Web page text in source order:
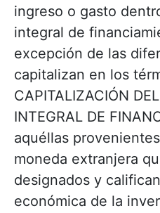
ingreso o gasto
integral de
excepción de las
capitalizan en los
CAPITALIZACIÓN
INTEGRAL DE
aquéllas
moneda extranjera
designados y
económica de la